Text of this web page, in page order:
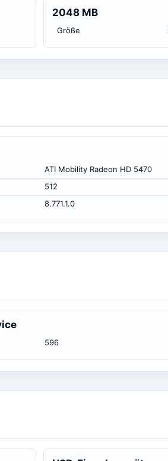
2048 MB
Größe
ATI Mobility Radeon HD 5470
512
8.771.1.0
596